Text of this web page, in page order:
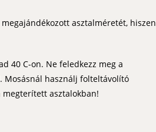
asztalméretét, hiszen
40 C-on. Ne feledkezz meg a
Mosásnál használj folteltávolító
megterített asztalokban!